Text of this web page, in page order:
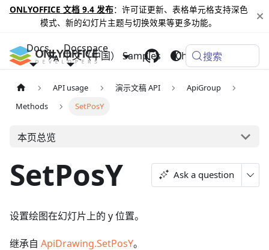
ONLYOFFICE 文档 9.4 发布：许可证更新、表格单元格支持深色
模式、新的幻灯片主题与切换效果等更多功能。
Docs Docspace
Samples Changelog
中文（中国） 搜索
API usage 演示文稿 API
ApiGroup
Methods
SetPosY
本页总览
SetPosY Ask a question
设置绘图在幻灯片上的 y 位置。
继承自 ApiDrawing.SetPosY。